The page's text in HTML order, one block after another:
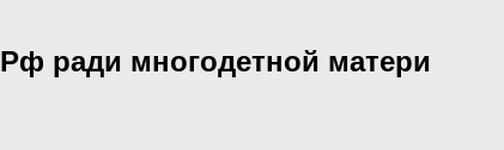
ради многодетной матери